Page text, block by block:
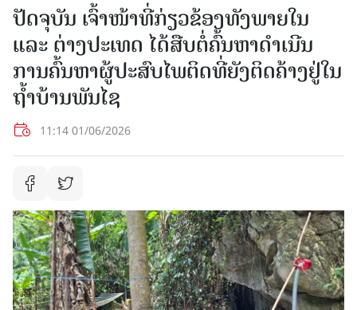
ປັດຈຸບັນ ເຈົ້າໜ້າທີ່ກ່ຽວຂ້ອງທັງພາຍໃນ
ແລະ ຕ່າງປະເທດ ໄດ້ສືບຕໍ່ຄົ້ນຫາດຳເນີນ
ການຄົ້ນຫາຜູ້ປະສົບໄພຕິດທີ່ຍັງຕິດຄ້າງຢູ່ໃນ
ຖໍ້າບ້ານພັນໄຊ
11:14 01/06/2026